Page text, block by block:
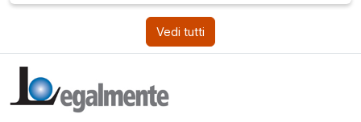
Vedi tutti